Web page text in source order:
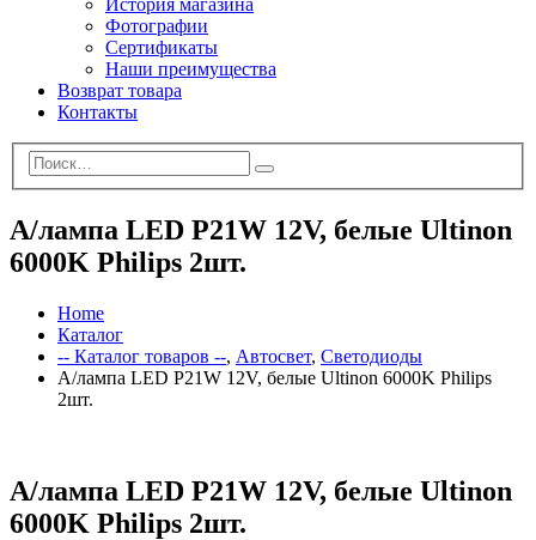
Фотографии
Сертификаты
Наши преимущества
Возврат товара
Контакты
А/лампа LED P21W 12V, белые Ultinon
6000K Philips 2шт.
Home
Каталог
-- Каталог товаров --, Автосвет, Светодиоды
А/лампа LED P21W 12V, белые Ultinon 6000K Philips
2шт.
А/лампа LED P21W 12V, белые Ultinon
6000K Philips 2шт.